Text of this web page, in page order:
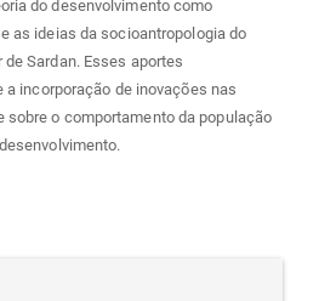
do desenvolvimento como
as ideias da socioantropologia do
Sardan. Esses aportes
incorporação de inovações nas
o comportamento da população